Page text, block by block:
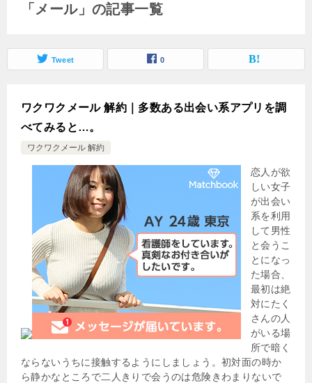
「メール」の記事一覧
Tweet 0
ワクワクメール 解約｜多数ある出会い系アプリを調
べてみると…。
ワクワクメール 解約
恋人が欲
しい女子
が出会い
系を利用
して男性
と会うこ
とになっ
た場合、
最初は絶
対にたく
さんの人
がいる場
所で暗く
ならないうちに接触するようにしましょう。初対面の時か
ら静かなところで二人きりで会うのは危険きわまりないで